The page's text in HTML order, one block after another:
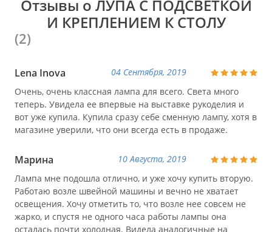
Отзывы о ЛУПА С ПОДСВЕТКОЙ
И КРЕПЛЕНИЕМ К СТОЛУ
(2)
Lena Inova
04 Сентября, 2019
Очень, очень классная лампа для всего. Света много
теперь. Увидела ее впервые на выставке рукоделия и
вот уже купила. Купила сразу себе сменную лампу, хотя в
магазине уверили, что они всегда есть в продаже.
Марина
10 Августа, 2019
Лампа мне подошла отлично, и уже хочу купить вторую.
Работаю возле швейной машины и вечно не хватает
освещения. Хочу отметить то, что возле нее совсем не
жарко, и спустя не одного часа работы лампы она
осталась почти холодная. Видела аналогичные на